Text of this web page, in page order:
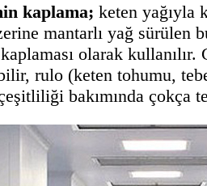
kaplama; keten yağıyla
mantarlı yağ sürülen
olarak
rulo (keten tohumu,
bakımında çokça